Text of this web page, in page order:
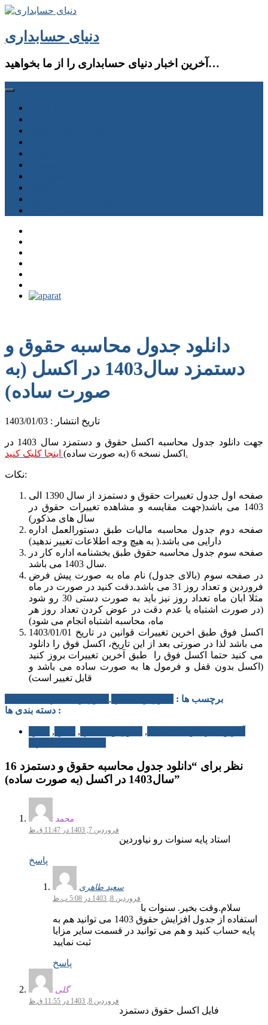
دنیای حسابداری
آخرین اخبار دنیای حسابداری را از ما بخواهید…
دانلود جدول محاسبه حقوق و
دستمزد سال1403 در اکسل (به
صورت ساده)
تاریخ انتشار : 1403/01/03
جهت دانلود جدول محاسبه اکسل حقوق و دستمزد سال 1403 در
اکسل نسخه 6 (به صورت ساده) اینجا کلیک کنید.
نکات:
صفحه اول جدول تغییرات حقوق و دستمزد از سال 1390 الی
1403 می باشد(جهت مقایسه و مشاهده تغییرات حقوق در
سال های مذکور)
صفحه دوم جدول محاسبه مالیات طبق دستورالعمل اداره
دارایی می باشد.( به هیچ وجه اطلاعات تغییر ندهید)
صفحه سوم جدول محاسبه حقوق طبق بخشنامه اداره کار در
سال 1403 می باشد.
در صفحه سوم (بالای جدول) نام ماه به صورت پیش فرض
فروردین و تعداد روز 31 می باشد.دقت کنید در صورت در ماه
مثلا ابان ماه تعداد روز نیز باید به صورت دستی 30 رو شود
(در صورت اشتباه یا عدم دقت در عوض کردن تعداد روز هر
ماه، محاسبه اشتباه انجام می شود)
اکسل فوق طبق اخرین تغییرات قوانین در تاریخ 1403/01/01
می باشد لذا در صورتی بعد از این تاریخ، اکسل فوق را دانلود
می کنید حتما اکسل فوق را طبق آخرین تغییرات بروز کنید
(اکسل بدون قفل و فرمول ها به صورت ساده می باشد و
قابل تغییر است)
برچسب ها : ,
دسته بندی ها :
,
,
,
16 نظر برای “دانلود جدول محاسبه حقوق و دستمزد
سال1403 در اکسل (به صورت ساده)”
محمد
فروردین 7, 1403 در 11:47 ق.ظ
استاد پایه سنوات رو نیاوردین
پاسخ
سعید طاهری
فروردین 8, 1403 در 5:08 ب.ظ
سلام.وقت بخیر. سنوات با
استفاده از جدول افزایش حقوق 1403 می توانید هم به
پایه حساب کنید و هم می توانید در قسمت سایر مزایا
ثبت نمایید
پاسخ
گلی
فروردین 8, 1403 در 11:55 ق.ظ
فایل اکسل حقوق دستمزد